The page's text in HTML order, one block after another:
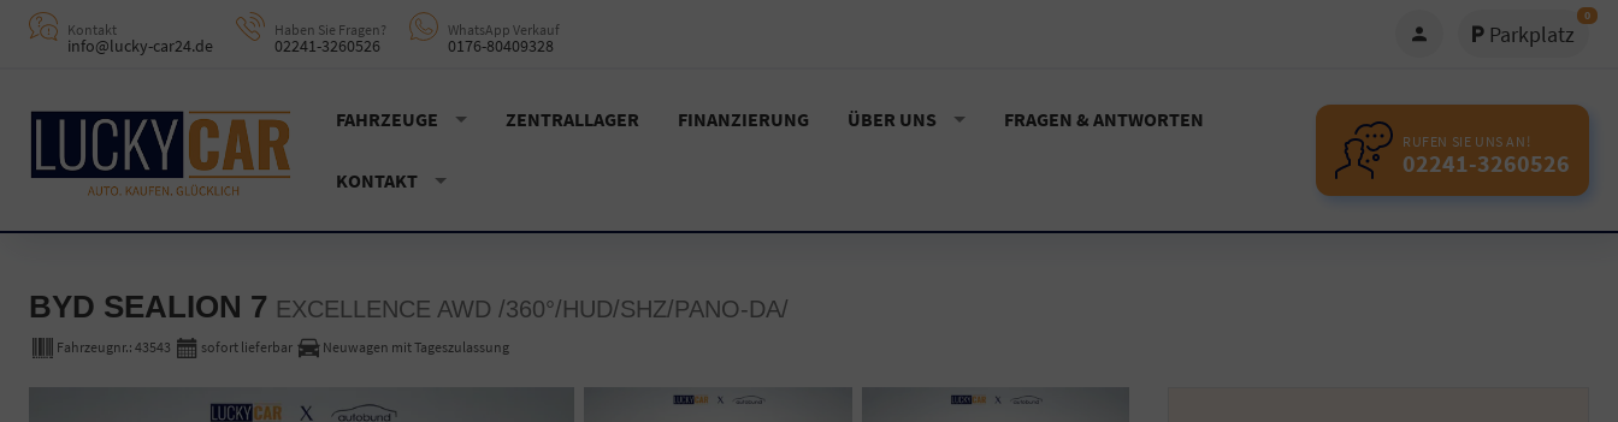
Kontakt
info@lucky-car24.de
Haben Sie Fragen?
02241-3260526
WhatsApp Verkauf
0176-80409328 Parkplatz
0
FAHRZEUGE ZENTRALLAGER FINANZIERUNG ÜBER UNS FRAGEN & ANTWORTEN
KONTAKT
RUFEN SIE UNS AN!
02241-3260526
BYD SEALION 7 EXCELLENCE AWD /360°/HUD/SHZ/PANO-DA/
Fahrzeugnr.: 43543 sofort lieferbar Neuwagen mit Tageszulassung